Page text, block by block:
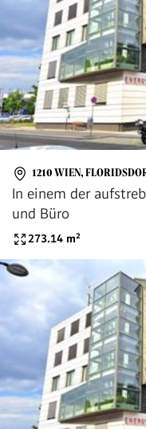
1210 WIEN,
In einem der
und Büro
273.14 m²